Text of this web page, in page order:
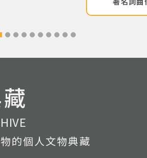
的個人文物典藏